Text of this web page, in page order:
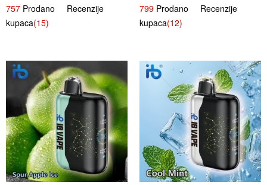
Dugotrajno Iskustvo
757 Prodano Recenzije
kupaca(15)
Osježavajući Okus
799 Prodano Recenzije
kupaca(12)